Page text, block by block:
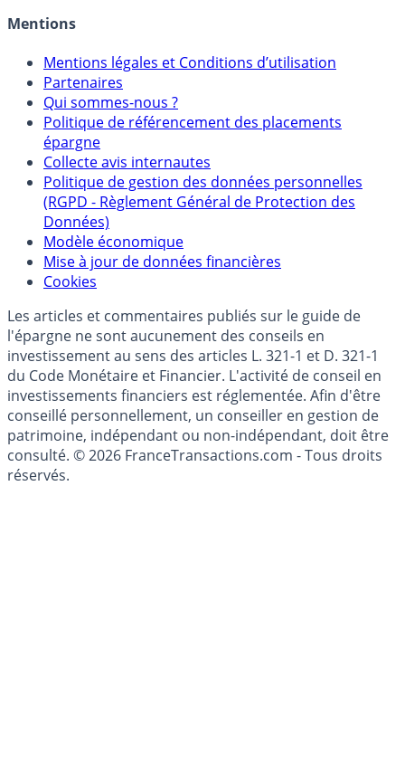
Mentions
Mentions légales et Conditions d’utilisation
Partenaires
Qui sommes-nous ?
Politique de référencement des placements
épargne
Collecte avis internautes
Politique de gestion des données personnelles
(RGPD - Règlement Général de Protection des
Données)
Modèle économique
Mise à jour de données financières
Cookies
Les articles et commentaires publiés sur le guide de
l'épargne ne sont aucunement des conseils en
investissement au sens des articles L. 321-1 et D. 321-1
du Code Monétaire et Financier. L'activité de conseil en
investissements financiers est réglementée. Afin d'être
conseillé personnellement, un conseiller en gestion de
patrimoine, indépendant ou non-indépendant, doit être
consulté. © 2026 FranceTransactions.com - Tous droits
réservés.